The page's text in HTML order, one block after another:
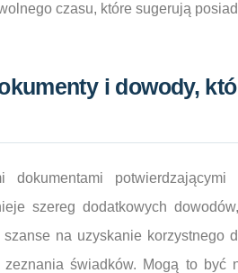
czasu, które sugerują
i dowody,
dokumentami
szereg dodatkowych
na uzyskanie korzystnego
świadków. Mogą to być